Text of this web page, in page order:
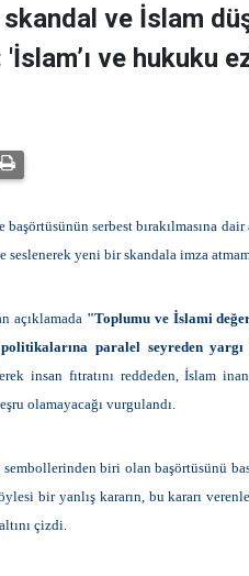
ve İslam
ve hukuku
serbest bırakılmasına
yeni bir skandala imza
açıklamada "Toplumu ve İslami
paralel seyreden
insan fıtratını reddeden, İslam
olamayacağı vurgulandı.
biri olan başörtüsünü
bir yanlış kararın, bu kararı
çizdi.